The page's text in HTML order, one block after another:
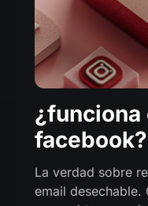
¿funciona
facebook?
La verdad sobre
email desechable.